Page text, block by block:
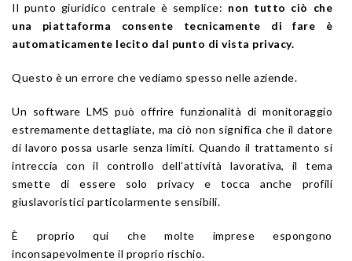
Il punto giuridico centrale è semplice: non tutto ciò che
una piattaforma consente tecnicamente di fare è
automaticamente lecito dal punto di vista privacy.
Questo è un errore che vediamo spesso nelle aziende.
Un software LMS può offrire funzionalità di monitoraggio
estremamente dettagliate, ma ciò non significa che il datore
di lavoro possa usarle senza limiti. Quando il trattamento si
intreccia con il controllo dell’attività lavorativa, il tema
smette di essere solo privacy e tocca anche profili
giuslavoristici particolarmente sensibili.
È proprio qui che molte imprese espongono
inconsapevolmente il proprio rischio.